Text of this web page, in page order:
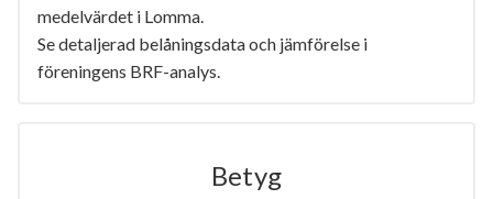
medelvärdet i Lomma.
Se detaljerad belåningsdata och jämförelse i
föreningens BRF-analys.
Betyg